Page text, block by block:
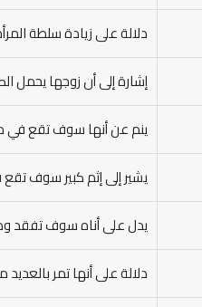
دلالة على زيادة سلطة
إشارة إلى أن زوجها يحمل
ينم عن أنها سوف تقع في
يشير إلى إثم كبير سوف
يدل على أناه سوف تفقد
دلالة على أنها تمر